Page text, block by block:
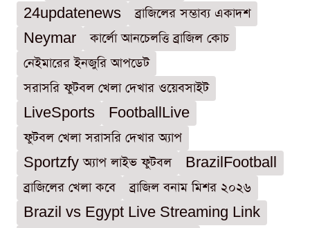
24updatenews
ব্রাজিলের সম্ভাব্য একাদশ
Neymar
কার্লো আনচেলত্তি ব্রাজিল কোচ
নেইমারের ইনজুরি আপডেট
সরাসরি ফুটবল খেলা দেখার ওয়েবসাইট
LiveSports
FootballLive
ফুটবল খেলা সরাসরি দেখার অ্যাপ
Sportzfy অ্যাপ লাইভ ফুটবল
BrazilFootball
ব্রাজিলের খেলা কবে
ব্রাজিল বনাম মিশর ২০২৬
Brazil vs Egypt Live Streaming Link